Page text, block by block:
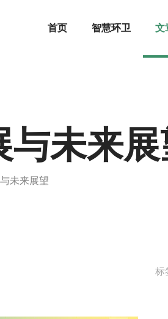
首页 智慧环卫 文
未来
未来展望
标